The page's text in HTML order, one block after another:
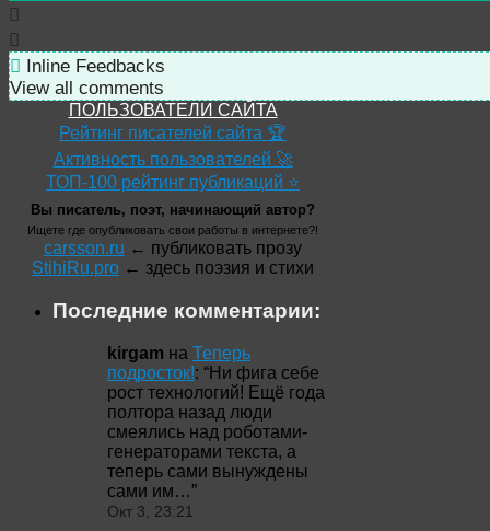
Inline Feedbacks
View all comments
ПОЛЬЗОВАТЕЛИ САЙТА
Рейтинг писателей сайта 🏆
Активность пользователей 🚀
ТОП-100 рейтинг публикаций ⭐
Вы писатель, поэт, начинающий автор?
Ищете где опубликовать свои работы в интернете?!
carsson.ru ← публиковать прозу
StihiRu.pro ← здесь поэзия и стихи
Последние комментарии:
kirgam на Теперь
подросток!: “Ни фига себе
рост технологий! Ещё года
полтора назад люди
смеялись над роботами-
генераторами текста, а
теперь сами вынуждены
сами им…”
Окт 3, 23:21